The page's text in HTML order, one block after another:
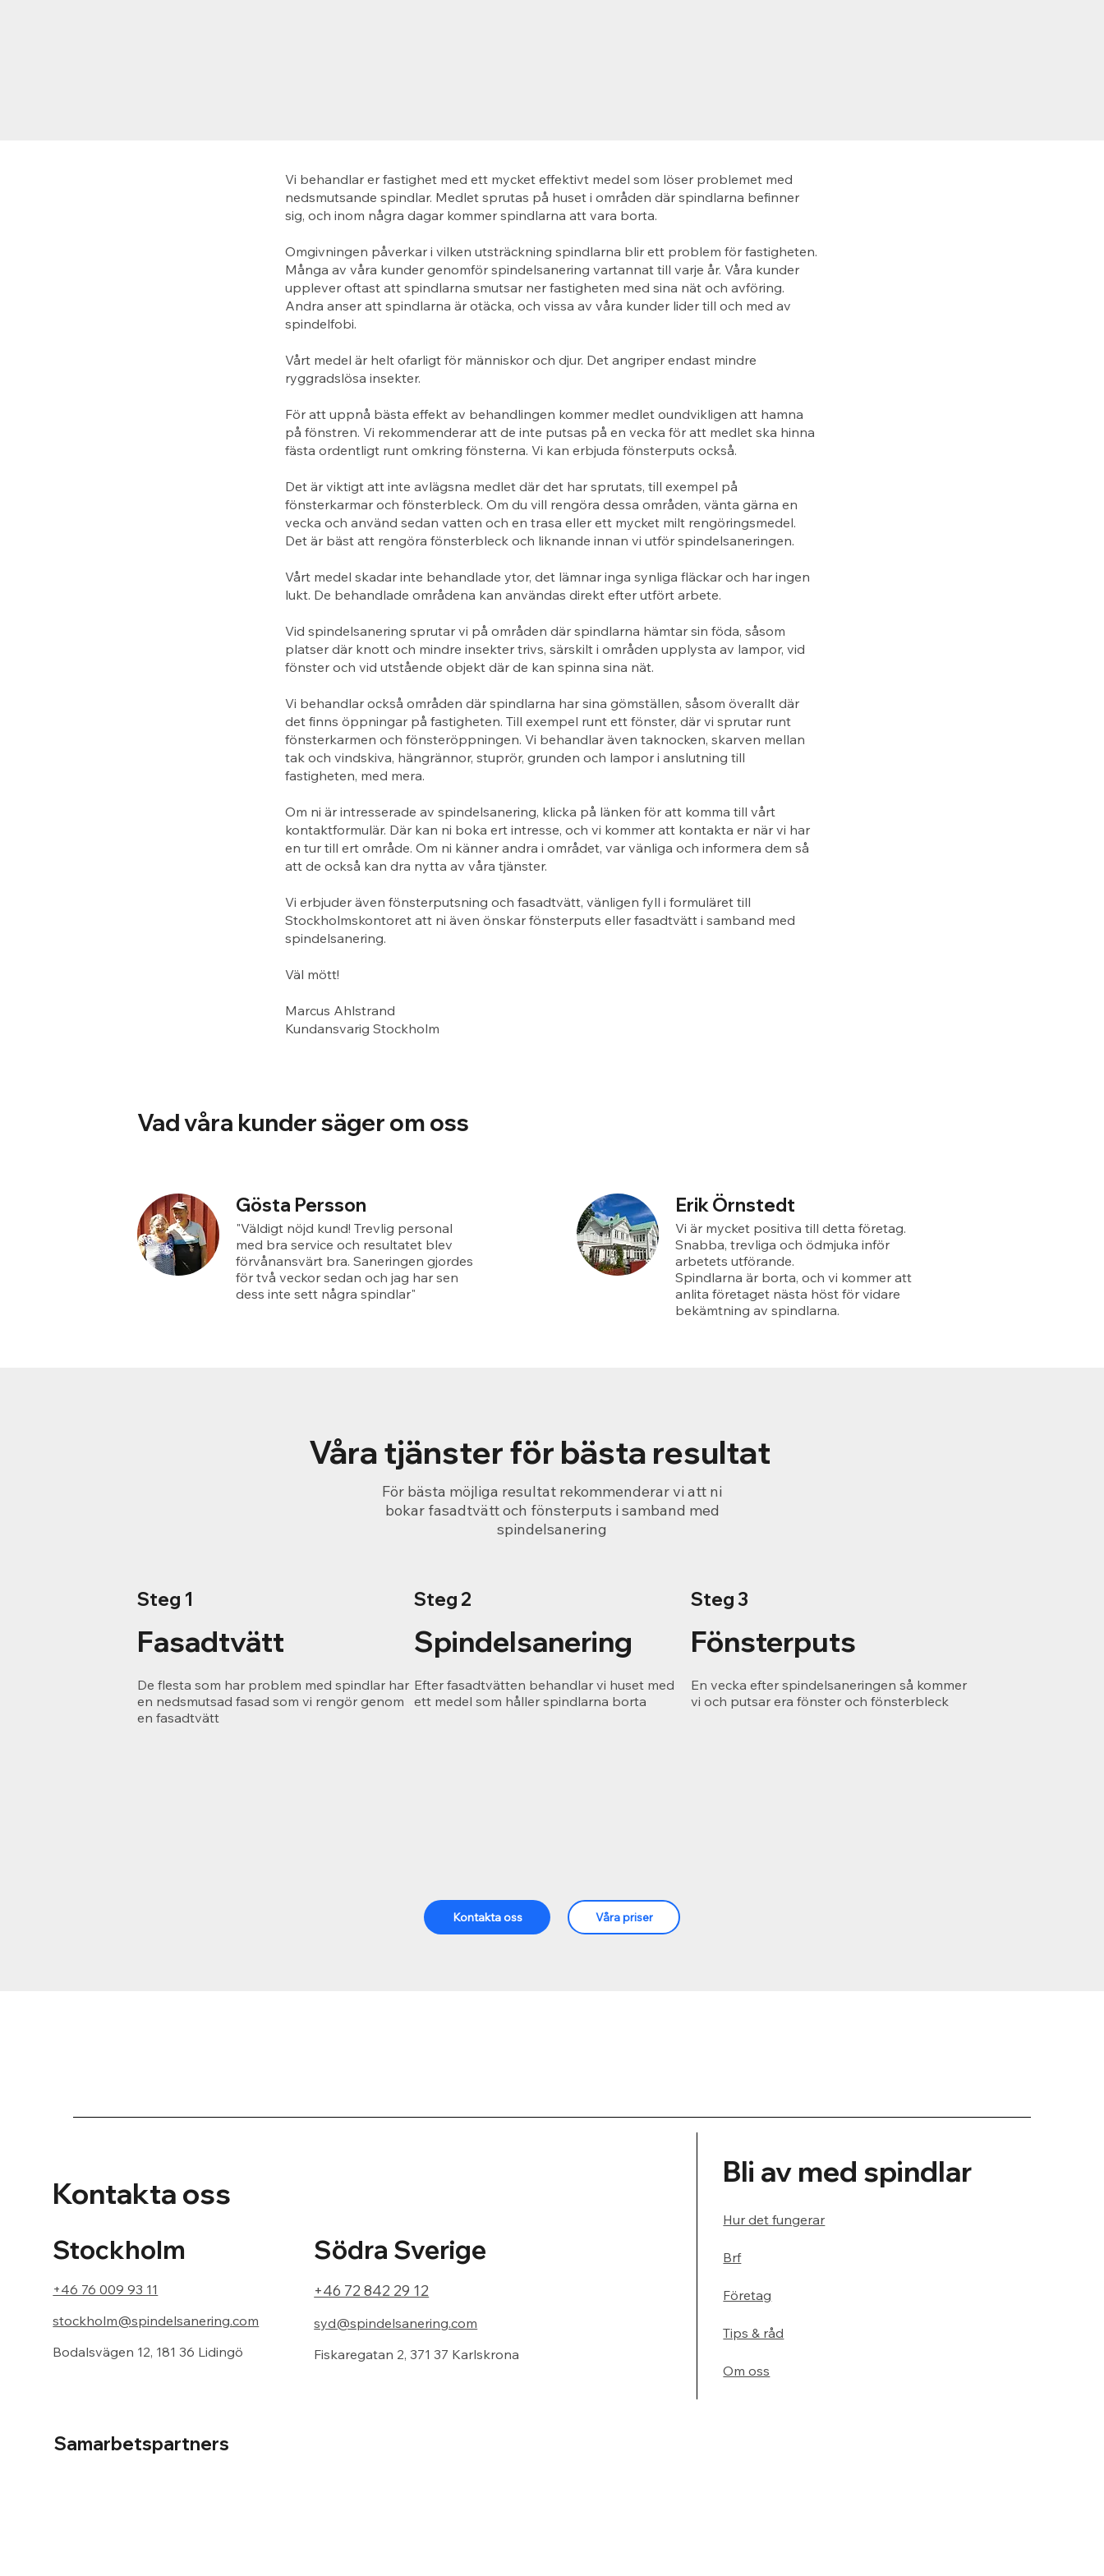
Vi behandlar er fastighet med ett mycket effektivt medel som löser problemet med
nedsmutsande spindlar. Medlet sprutas på huset i områden där spindlarna befinner
sig, och inom några dagar kommer spindlarna att vara borta.
Omgivningen påverkar i vilken utsträckning spindlarna blir ett problem för fastigheten.
Många av våra kunder genomför spindelsanering vartannat till varje år. Våra kunder
upplever oftast att spindlarna smutsar ner fastigheten med sina nät och avföring.
Andra anser att spindlarna är otäcka, och vissa av våra kunder lider till och med av
spindelfobi.
Vårt medel är helt ofarligt för människor och djur. Det angriper endast mindre
ryggradslösa insekter.
För att uppnå bästa effekt av behandlingen kommer medlet oundvikligen att hamna
på fönstren. Vi rekommenderar att de inte putsas på en vecka för att medlet ska hinna
fästa ordentligt runt omkring fönsterna. Vi kan erbjuda fönsterputs också.
Det är viktigt att inte avlägsna medlet där det har sprutats, till exempel på
fönsterkarmar och fönsterbleck. Om du vill rengöra dessa områden, vänta gärna en
vecka och använd sedan vatten och en trasa eller ett mycket milt rengöringsmedel.
Det är bäst att rengöra fönsterbleck och liknande innan vi utför spindelsaneringen.
Vårt medel skadar inte behandlade ytor, det lämnar inga synliga fläckar och har ingen
lukt. De behandlade områdena kan användas direkt efter utfört arbete.
Vid spindelsanering sprutar vi på områden där spindlarna hämtar sin föda, såsom
platser där knott och mindre insekter trivs, särskilt i områden upplysta av lampor, vid
fönster och vid utstående objekt där de kan spinna sina nät.
Vi behandlar också områden där spindlarna har sina gömställen, såsom överallt där
det finns öppningar på fastigheten. Till exempel runt ett fönster, där vi sprutar runt
fönsterkarmen och fönsteröppningen. Vi behandlar även taknocken, skarven mellan
tak och vindskiva, hängrännor, stuprör, grunden och lampor i anslutning till
fastigheten, med mera.
Om ni är intresserade av spindelsanering, klicka på länken för att komma till vårt
kontaktformulär. Där kan ni boka ert intresse, och vi kommer att kontakta er när vi har
en tur till ert område. Om ni känner andra i området, var vänliga och informera dem så
att de också kan dra nytta av våra tjänster.
Vi erbjuder även fönsterputsning och fasadtvätt, vänligen fyll i formuläret till
Stockholmskontoret att ni även önskar fönsterputs eller fasadtvätt i samband med
spindelsanering.
Väl mött!
Marcus Ahlstrand
Kundansvarig Stockholm
Vad våra kunder säger om oss
Gösta Persson
"Väldigt nöjd kund! Trevlig personal
med bra service och resultatet blev
förvånansvärt bra. Saneringen gjordes
för två veckor sedan och jag har sen
dess inte sett några spindlar"
Erik Örnstedt
Vi är mycket positiva till detta företag.
Snabba, trevliga och ödmjuka inför
arbetets utförande.
Spindlarna är borta, och vi kommer att
anlita företaget nästa höst för vidare
bekämtning av spindlarna.
De flesta som har problem med spindlar har
en nedsmutsad fasad som vi rengör genom
en fasadtvätt
Fasadtvätt
Steg 1
Efter fasadtvätten behandlar vi huset med
ett medel som håller spindlarna borta
Spindelsanering
Steg 2
En vecka efter spindelsaneringen så kommer
vi och putsar era fönster och fönsterbleck
Fönsterputs
Steg 3
Våra tjänster för bästa resultat
För bästa möjliga resultat rekommenderar vi att ni
bokar fasadtvätt och fönsterputs i samband med
spindelsanering
Kontakta oss Våra priser
Kontakta oss
Bli av med spindlar
Hur det fungerar
Brf
Företag
Tips & råd
Om oss
syd@spindelsanering.com
Södra Sverige
+46 72 842 29 12
Fiskaregatan 2, 371 37 Karlskrona
stockholm@spindelsanering.com
Stockholm
+46 76 009 93 11
Bodalsvägen 12, 181 36 Lidingö
Samarbetspartners